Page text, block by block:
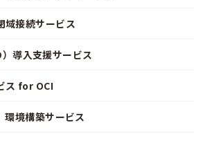
域接続サービス
導入支援サービス
ス for OCI
環境構築サービス